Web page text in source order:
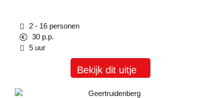
2 - 16 personen
30 p.p.
5 uur
Bekijk dit uitje